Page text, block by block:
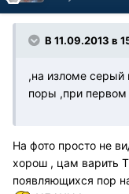
В 11.09.2013 в
,на изломе серый
поры ,при первом
На фото просто не
хорош , цам варить
появляющихся пор